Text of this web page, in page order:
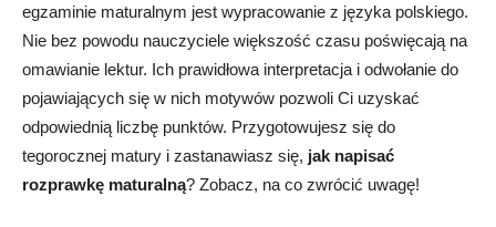
egzaminie maturalnym jest wypracowanie z języka polskiego.
Nie bez powodu nauczyciele większość czasu poświęcają na
omawianie lektur. Ich prawidłowa interpretacja i odwołanie do
pojawiających się w nich motywów pozwoli Ci uzyskać
odpowiednią liczbę punktów. Przygotowujesz się do
tegorocznej matury i zastanawiasz się, jak napisać
rozprawkę maturalną? Zobacz, na co zwrócić uwagę!